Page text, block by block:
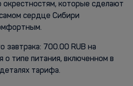
окрестностям, которые сделают
сердце Сибири
завтрака: 700.00 RUB на
о типе питания, включенном в
тарифа.